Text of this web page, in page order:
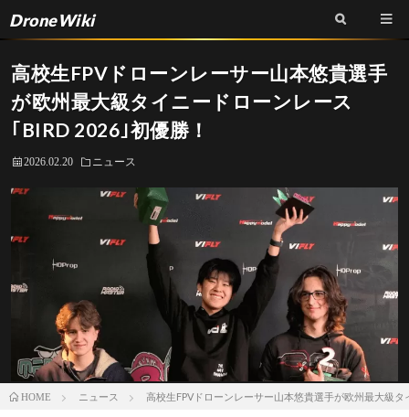
DroneWiki
高校生FPVドローンレーサー山本悠貴選手
が欧州最大級タイニードローンレース
｢BIRD 2026｣初優勝！
2026.02.20 ニュース
HOME ニュース 高校生FPVドローンレーサー山本悠貴選手が欧州最大級